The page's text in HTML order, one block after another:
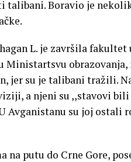
talibani. Boravio je
L. je završila
Ministartsvu
jer su je talibani tražili.
a njeni su ,,stavovi
Avganistanu su joj ostali
na putu do Crne Gore,